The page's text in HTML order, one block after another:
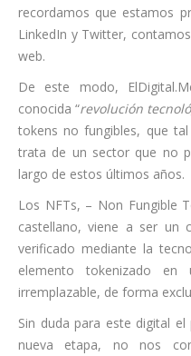
recordamos que estamos
LinkedIn y Twitter,
web.
De este modo,
conocida “revolución
tokens no fungibles, que
trata de un sector que no
largo de estos últimos años.
Los NFTs, – Non Fungible
castellano, viene a ser un
verificado mediante la
elemento tokenizado en
irremplazable, de forma
Sin duda para este digital
nueva etapa, no nos